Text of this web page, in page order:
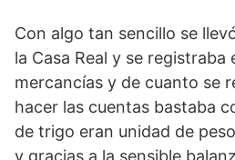
Con algo tan sencillo se
la Casa Real y se registraba
mercancías y de cuanto se
hacer las cuentas bastaba
de trigo eran unidad de
y gracias a la sensible